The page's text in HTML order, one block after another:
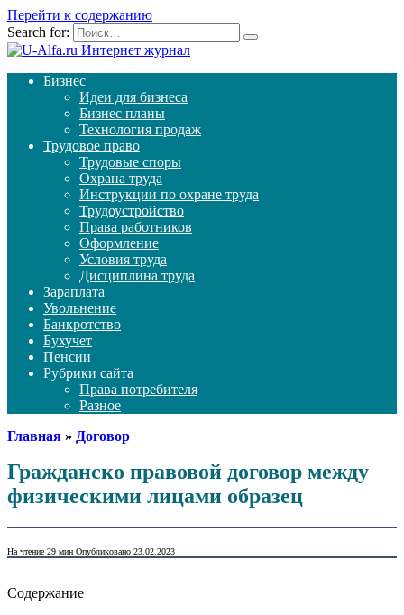
Перейти к содержанию
Search for:
Бизнес
Идеи для бизнеса
Бизнес планы
Технология продаж
Трудовое право
Трудовые споры
Охрана труда
Инструкции по охране труда
Трудоустройство
Права работников
Оформление
Условия труда
Дисциплина труда
Зараплата
Увольнение
Банкротство
Бухучет
Пенсии
Рубрики сайта
Права потребителя
Разное
Главная » Договор
Гражданско правовой договор между
физическими лицами образец
На чтение 29 мин Опубликовано 23.02.2023
Содержание